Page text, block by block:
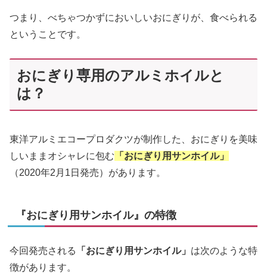
つまり、べちゃつかずにおいしいおにぎりが、食べられる
ということです。
おにぎり専用のアルミホイルと
は？
東洋アルミエコープロダクツが制作した、おにぎりを美味
しいままオシャレに包む 「おにぎり用サンホイル」
（2020年2月1日発売）があります。
『おにぎり用サンホイル』の特徴
今回発売される 「おにぎり用サンホイル」 は次のような特
徴があります。